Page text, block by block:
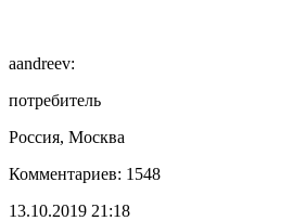
aandreev:
потребитель
Россия, Москва
Комментариев: 1548
13.10.2019 21:18